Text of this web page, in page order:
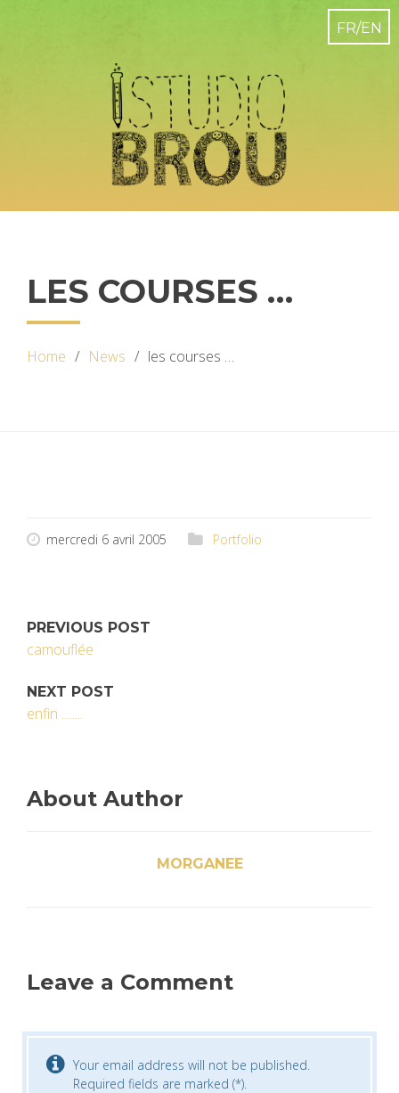
LES COURSES …
Home News les courses …
mercredi 6 avril 2005 Portfolio
PREVIOUS POST
camouflée
NEXT POST
enfin ........
About Author
MORGANEE
Leave a Comment
Your email address will not be published.
Required fields are marked (*).